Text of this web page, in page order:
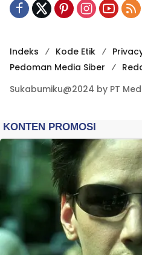
Indeks Kode Etik
Pedoman Media Siber
Sukabumiku@2024 by PT